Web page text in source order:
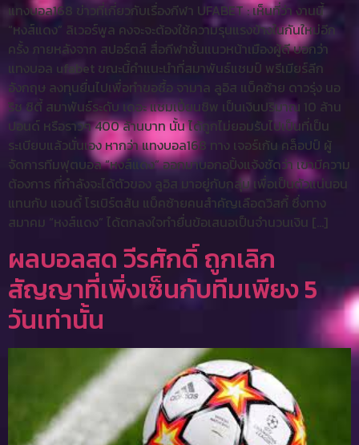
แทงบอล168 ข่าวที่เกี่ยวกับเรื่องกีฬา UFABET : เห็นที่ว่า งานนี้
“หงส์แดง” ลิเวอร์พูล คงจะจะต้องใช้ความรุนแรงข้างในกันใหม่อีก
ครั้ง ภายหลังจาก สปอร์ตส์ สื่อกีฬาชั้นแนวหน้าเมืองผู้ดี บอกว่า
แทงบอล ufabet ขณะนี้คำแนะนำที่สมาพันธ์แชมป์ พรีเมียร์ลีก
อังกฤษ ลงทุนยื่นไปเพื่อทำขอซื้อ จามาล ลูอิส แบ็คซ้าย ดาวรุ่ง นอ
ริช ซิตี้ สมาพันธ์ระดับ เดอะ แชมเปี้ยนชิพ เป็นเงินปริมาณ 10 ล้าน
ปอนด์ หรือราวๆ 400 ล้านบาท นั้น ได้ถูกไม่ยอมรับไปเป็นที่เป็น
ระเบียบแล้วนั่นเอง หากว่า แทงบอล168 ทาง เจอร์เก้น คล็อปป์ ผู้
จัดการทีมฟุตบอล “หงส์แดง” ออกมาบอกอปิ้งแจ้งชัดว่า เขามีความ
ต้องการ ที่กำลังจะได้ตัวของ ลูอิส มาอยู่กับกลุ่ม เพื่อเป็นตัวแน่นอน
แทนกับ แอนดี้ โรเบิร์ตสัน แบ็คซ้ายคนสำคัญเลือดวิสกี้ ซึ่งทาง
สมาคม “หงส์แดง” ได้ตกลงใจทำยื่นข้อเสนอเป็นจำนวนเงิน […]
ผลบอลสด วีรศักดิ์ ถูกเลิก
สัญญาที่เพิ่งเซ็นกับทีมเพียง 5
วันเท่านั้น